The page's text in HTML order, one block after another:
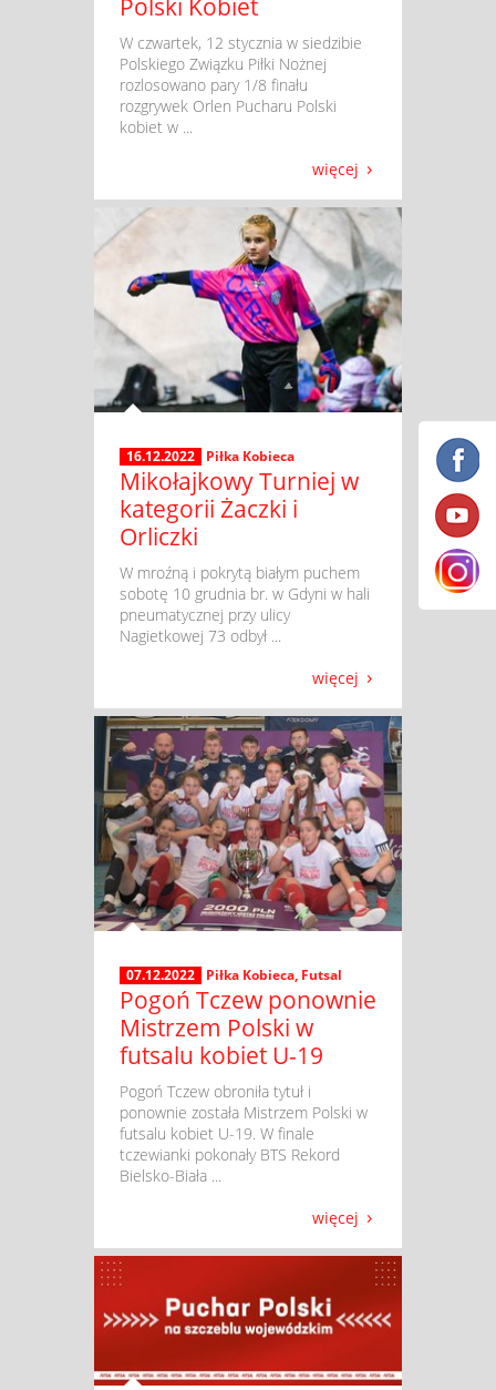
Polski Kobiet
​ W czwartek, 12 stycznia w siedzibie
Polskiego Związku Piłki Nożnej
rozlosowano pary 1/8 finału
rozgrywek Orlen Pucharu Polski
kobiet w ...
więcej
16.12.2022 Piłka Kobieca
Mikołajkowy Turniej w
kategorii Żaczki i
Orliczki
​ W mroźną i pokrytą białym puchem
sobotę 10 grudnia br. w Gdyni w hali
pneumatycznej przy ulicy
Nagietkowej 73 odbył ...
więcej
07.12.2022 Piłka Kobieca, Futsal
Pogoń Tczew ponownie
Mistrzem Polski w
futsalu kobiet U-19
​ Pogoń Tczew obroniła tytuł i
ponownie została Mistrzem Polski w
futsalu kobiet U-19. W finale
tczewianki pokonały BTS Rekord
Bielsko-Biała ...
więcej